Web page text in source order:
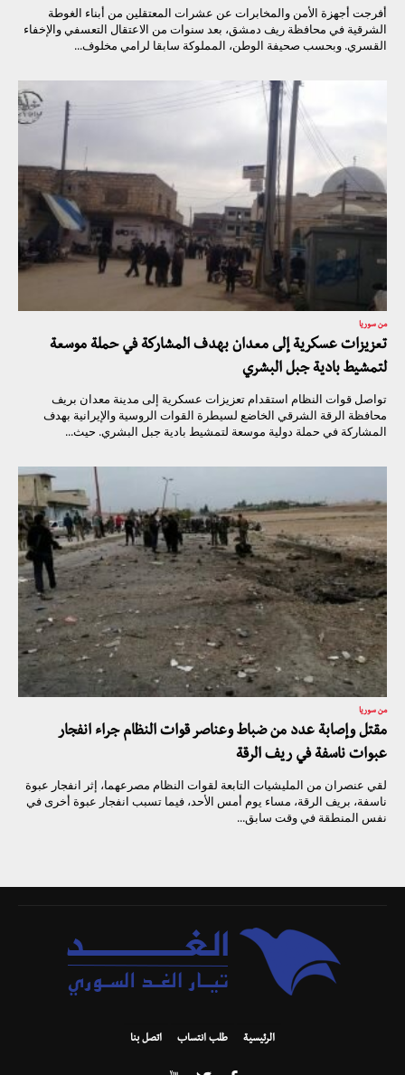
أفرجت أجهزة الأمن والمخابرات عن عشرات المعتقلين من أبناء الغوطة
الشرقية في محافظة ريف دمشق، بعد سنوات من الاعتقال التعسفي والإخفاء
القسري. وبحسب صحيفة الوطن، المملوكة سابقا لرامي مخلوف...
من سوريا
تعزيزات عسكرية إلى معدان بهدف المشاركة في حملة موسعة
لتمشيط بادية جبل البشري
تواصل قوات النظام استقدام تعزيزات عسكرية إلى مدينة معدان بريف
محافظة الرقة الشرقي الخاضع لسيطرة القوات الروسية والإيرانية بهدف
المشاركة في حملة دولية موسعة لتمشيط بادية جبل البشري. حيث...
من سوريا
مقتل وإصابة عدد من ضباط وعناصر قوات النظام جراء انفجار
عبوات ناسفة في ريف الرقة
لقي عنصران من المليشيات التابعة لقوات النظام مصرعهما، إثر انفجار عبوة
ناسفة، بريف الرقة، مساء يوم أمس الأحد، فيما تسبب انفجار عبوة أخرى في
نفس المنطقة في وقت سابق...
الرئيسية طلب انتساب اتصل بنا